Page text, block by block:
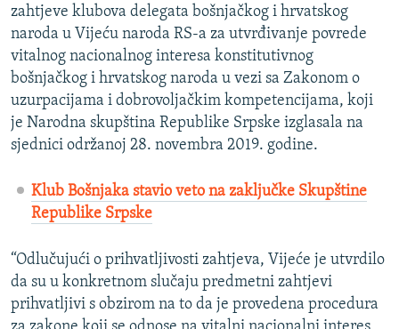
TV LIBERTY
POST SCRIPTUM
MOJA EVROPA
TRI DECENIJE OD RATA U BIH
SVE KARTE DEJTONA
Sve RFE/RL stranice
zahtjeve klubova delegata bošnjačkog i hrvatskog
naroda u Vijeću naroda RS-a za utvrđivanje povrede
vitalnog nacionalnog interesa konstitutivnog
bošnjačkog i hrvatskog naroda u vezi sa Zakonom o
uzurpacijama i dobrovoljačkim kompetencijama, koji
je Narodna skupština Republike Srpske izglasala na
sjednici održanoj 28. novembra 2019. godine.
Klub Bošnjaka stavio veto na zaključke Skupštine
Republike Srpske
“Odlučujući o prihvatljivosti zahtjeva, Vijeće je utvrdilo
da su u konkretnom slučaju predmetni zahtjevi
prihvatljivi s obzirom na to da je provedena procedura